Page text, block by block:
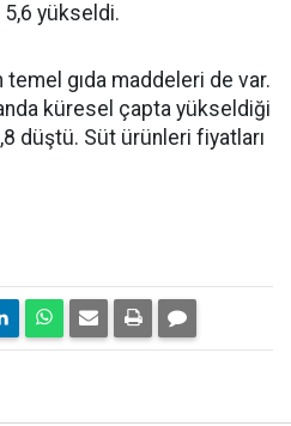
yükseldi.
temel gıda maddeleri de var.
küresel çapta yükseldiği
düştü. Süt ürünleri fiyatları